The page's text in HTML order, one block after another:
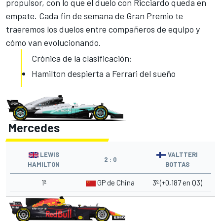
propulsor, con lo que el duelo con Ricciardo queda en
empate. Cada fin de semana de Gran Premio te
traeremos los duelos entre compañeros de equipo y
cómo van evolucionando.
Crónica de la clasificación:
Hamilton despierta a Ferrari del sueño
Mercedes
LEWIS
HAMILTON
2 : 0
VALTTERI
BOTTAS
1º GP de China 3º (+0,187 en Q3)